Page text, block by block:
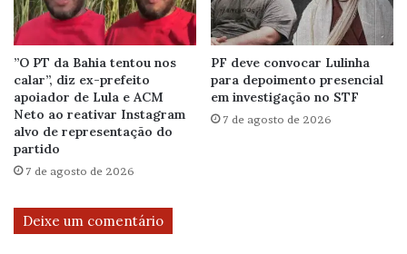
”O PT da Bahia tentou nos
calar”, diz ex-prefeito
apoiador de Lula e ACM
Neto ao reativar Instagram
alvo de representação do
partido
7 de agosto de 2026
PF deve convocar Lulinha
para depoimento presencial
em investigação no STF
7 de agosto de 2026
Deixe um comentário